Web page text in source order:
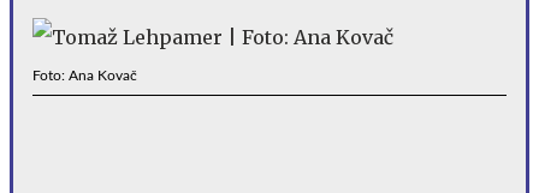
Foto: Ana Kovač